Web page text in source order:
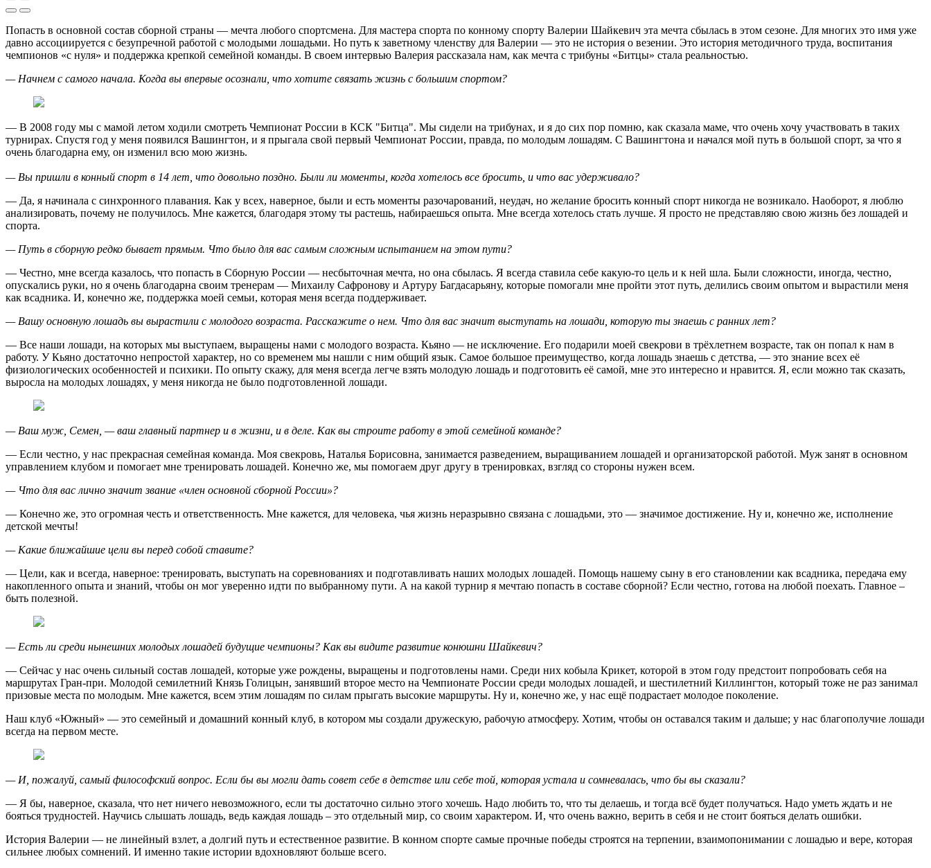
Попасть в основной состав сборной страны — мечта любого спортсмена. Для мастера спорта по конному спорту Валерии Шайкевич эта мечта сбылась в этом сезоне. Для многих это имя уже
давно ассоциируется с безупречной работой с молодыми лошадьми. Но путь к заветному членству для Валерии — это не история о везении. Это история методичного труда, воспитания
чемпионов «с нуля» и поддержка крепкой семейной команды. В своем интервью Валерия рассказала нам, как мечта с трибуны «Битцы» стала реальностью.
— Начнем с самого начала. Когда вы впервые осознали, что хотите связать жизнь с большим спортом?
— В 2008 году мы с мамой летом ходили смотреть Чемпионат России в КСК "Битца". Мы сидели на трибунах, и я до сих пор помню, как сказала маме, что очень хочу участвовать в таких
турнирах. Спустя год у меня появился Вашингтон, и я прыгала свой первый Чемпионат России, правда, по молодым лошадям. С Вашингтона и начался мой путь в большой спорт, за что я
очень благодарна ему, он изменил всю мою жизнь.
— Вы пришли в конный спорт в 14 лет, что довольно поздно. Были ли моменты, когда хотелось все бросить, и что вас удерживало?
— Да, я начинала с синхронного плавания. Как у всех, наверное, были и есть моменты разочарований, неудач, но желание бросить конный спорт никогда не возникало. Наоборот, я люблю
анализировать, почему не получилось. Мне кажется, благодаря этому ты растешь, набираешься опыта. Мне всегда хотелось стать лучше. Я просто не представляю свою жизнь без лошадей и
спорта.
— Путь в сборную редко бывает прямым. Что было для вас самым сложным испытанием на этом пути?
— Честно, мне всегда казалось, что попасть в Сборную России — несбыточная мечта, но она сбылась. Я всегда ставила себе какую-то цель и к ней шла. Были сложности, иногда, честно,
опускались руки, но я очень благодарна своим тренерам — Михаилу Сафронову и Артуру Багдасарьяну, которые помогали мне пройти этот путь, делились своим опытом и вырастили меня
как всадника. И, конечно же, поддержка моей семьи, которая меня всегда поддерживает.
— Вашу основную лошадь вы вырастили с молодого возраста. Расскажите о нем. Что для вас значит выступать на лошади, которую ты знаешь с ранних лет?
— Все наши лошади, на которых мы выступаем, выращены нами с молодого возраста. Кьяно — не исключение. Его подарили моей свекрови в трёхлетнем возрасте, так он попал к нам в
работу. У Кьяно достаточно непростой характер, но со временем мы нашли с ним общий язык. Самое большое преимущество, когда лошадь знаешь с детства, — это знание всех её
физиологических особенностей и психики. По опыту скажу, для меня всегда легче взять молодую лошадь и подготовить её самой, мне это интересно и нравится. Я, если можно так сказать,
выросла на молодых лошадях, у меня никогда не было подготовленной лошади.
— Ваш муж, Семен, — ваш главный партнер и в жизни, и в деле. Как вы строите работу в этой семейной команде?
— Если честно, у нас прекрасная семейная команда. Моя свекровь, Наталья Борисовна, занимается разведением, выращиванием лошадей и организаторской работой. Муж занят в основном
управлением клубом и помогает мне тренировать лошадей. Конечно же, мы помогаем друг другу в тренировках, взгляд со стороны нужен всем.
— Что для вас лично значит звание «член основной сборной России»?
— Конечно же, это огромная честь и ответственность. Мне кажется, для человека, чья жизнь неразрывно связана с лошадьми, это — значимое достижение. Ну и, конечно же, исполнение
детской мечты!
— Какие ближайшие цели вы перед собой ставите?
— Цели, как и всегда, наверное: тренировать, выступать на соревнованиях и подготавливать наших молодых лошадей. Помощь нашему сыну в его становлении как всадника, передача ему
накопленного опыта и знаний, чтобы он мог уверенно идти по выбранному пути. А на какой турнир я мечтаю попасть в составе сборной? Если честно, готова на любой поехать. Главное –
быть полезной.
— Есть ли среди нынешних молодых лошадей будущие чемпионы? Как вы видите развитие конюшни Шайкевич?
— Сейчас у нас очень сильный состав лошадей, которые уже рождены, выращены и подготовлены нами. Среди них кобыла Крикет, которой в этом году предстоит попробовать себя на
маршрутах Гран-при. Молодой семилетний Князь Голицын, занявший второе место на Чемпионате России среди молодых лошадей, и шестилетний Киллингтон, который тоже не раз занимал
призовые места по молодым. Мне кажется, всем этим лошадям по силам прыгать высокие маршруты. Ну и, конечно же, у нас ещё подрастает молодое поколение.
Наш клуб «Южный» — это семейный и домашний конный клуб, в котором мы создали дружескую, рабочую атмосферу. Хотим, чтобы он оставался таким и дальше; у нас благополучие лошади
всегда на первом месте.
— И, пожалуй, самый философский вопрос. Если бы вы могли дать совет себе в детстве или себе той, которая устала и сомневалась, что бы вы сказали?
— Я бы, наверное, сказала, что нет ничего невозможного, если ты достаточно сильно этого хочешь. Надо любить то, что ты делаешь, и тогда всё будет получаться. Надо уметь ждать и не
бояться трудностей. Научись слышать лошадь, ведь каждая лошадь – это отдельный мир, со своим характером. И, что очень важно, верить в себя и не стоит бояться делать ошибки.
История Валерии — не линейный взлет, а долгий путь и естественное развитие. В конном спорте самые прочные победы строятся на терпении, взаимопонимании с лошадью и вере, которая
сильнее любых сомнений. И именно такие истории вдохновляют больше всего.